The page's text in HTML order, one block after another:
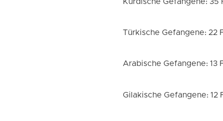
Türkische Gefangene: 22
Arabische Gefangene: 13
Gilakische Gefangene: 12